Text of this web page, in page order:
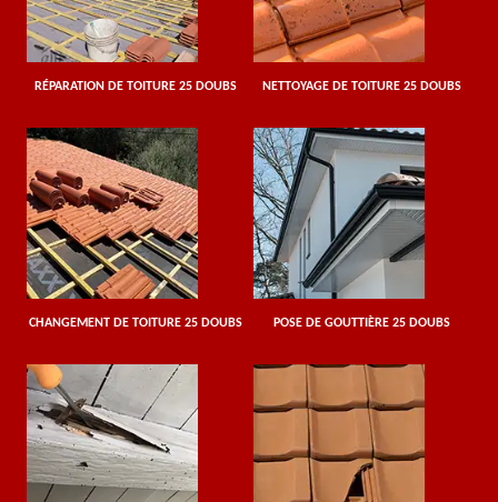
RÉPARATION DE TOITURE 25 DOUBS NETTOYAGE DE TOITURE 25 DOUBS
CHANGEMENT DE TOITURE 25 DOUBS POSE DE GOUTTIÈRE 25 DOUBS